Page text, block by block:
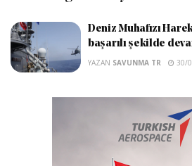
Deniz Muhafızı
başarılı şekilde
YAZAN SAVUNMA TR 30/